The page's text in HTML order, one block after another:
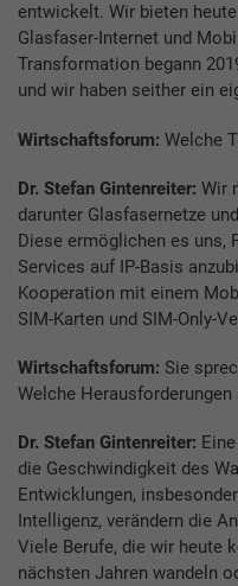
entwickelt. Wir bieten
Glasfaser-Internet und
Transformation begann
und wir haben seither ein
Wirtschaftsforum: Welche
Dr. Stefan Gintenreiter: Wir
darunter Glasfasernetze
Diese ermöglichen es uns,
Services auf IP-Basis
Kooperation mit einem
SIM-Karten und SIM-Only-
Wirtschaftsforum: Sie
Welche Herausforderungen
Dr. Stefan Gintenreiter:
die Geschwindigkeit des
Entwicklungen,
Intelligenz, verändern die
Viele Berufe, die wir heute
nächsten Jahren wandeln